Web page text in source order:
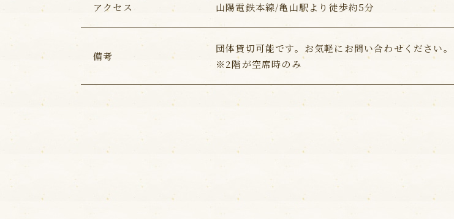
アクセス 山陽電鉄本線/亀山駅より徒歩約5分
備考
団体貸切可能です。お気軽にお問い合わせください。
※2階が空席時のみ